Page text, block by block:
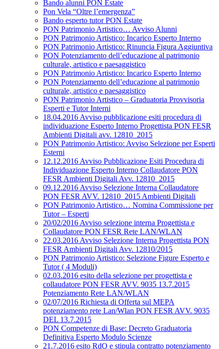
Bando alunni PON Estate
Pon Vela “Oltre l’emergenza”
Bando esperto tutor PON Estate
PON Patrimonio Artistico… Avviso Alunni
PON Patrimonio Artistico: Incarico Esperto Interno
PON Patrimonio Artistico: Rinuncia Figura Aggiuntiva
PON Potenziamento dell’educazione al patrimonio
culturale, artistico e paesaggistico
PON Patrimonio Artistico: Incarico Esperto Interno
PON Potenziamento dell’educazione al patrimonio
culturale, artistico e paesaggistico
PON Patrimonio Artistico – Graduatoria Provvisoria
Esperti e Tutor Interni
18.04.2016 Avviso pubblicazione esiti procedura di
individuazione Esperto Interno Progettista PON FESR
Ambienti Digitali avv. 12810_2015
PON Patrimonio Artistico: Avviso Selezione per Esperti
Esterni
12.12.2016 Avviso Pubblicazione Esiti Procedura di
Individuazione Esperto Interno Collaudatore PON
FESR Ambienti Digitali Avv. 12810_2015
09.12.2016 Avviso Selezione Interna Collaudatore
PON FESR AVV. 12810_2015 Ambienti Digitali
PON Patrimonio Artistico… Nomina Commissione per
Tutor – Esperti
20/02/2016 Avviso selezione interna Progettista e
Collaudatore PON FESR Rete LAN/WLAN
22.03.2016 Avviso Selezione Interna Progettista PON
FESR Ambienti Digitali Avv. 12810/2015
PON Patrimonio Artistico: Selezione Figure Esperto e
Tutor ( 4 Moduli)
02.03.2016 esito della selezione per progettista e
collaudatore PON FESR AVV. 9035 13.7.2015
Potenziamento Rete LAN/WLAN
02/07/2016 Richiesta di Offerta sul MEPA
potenziamento rete Lan/Wlan PON FESR AVV. 9035
DEL 13.7.2015
PON Competenze di Base: Decreto Graduatoria
Definitiva Esperto Modulo Scienze
21.7.2016 esito RdO e stipula contratto potenziamento